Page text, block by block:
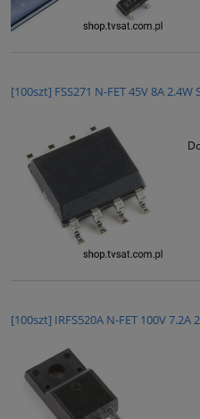
[100szt] FSS271 N-FET 45V 8A 2.4W
[100szt] IRFS520A N-FET 100V 7.2A